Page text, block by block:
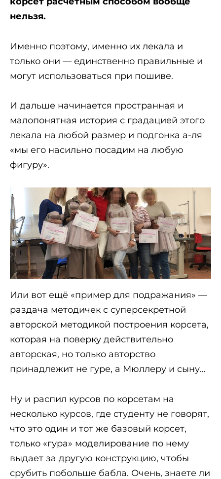
нельзя.
Именно поэтому, именно их лекала и
только они — единственно правильные и
могут использоваться при пошиве.
И дальше начинается пространная и
малопонятная история с градацией этого
лекала на любой размер и подгонка а-ля
«мы его насильно посадим на любую
фигуру».
Или вот ещё «пример для подражания» —
раздача методичек с суперсекретной
авторской методикой построения корсета,
которая на поверку действительно
авторская, но только авторство
принадлежит не гуре, а Мюллеру и сыну…
Ну и распил курсов по корсетам на
несколько курсов, где студенту не говорят,
что это один и тот же базовый корсет,
только «гура» моделирование по нему
выдает за другую конструкцию, чтобы
срубить побольше бабла. Очень, знаете ли